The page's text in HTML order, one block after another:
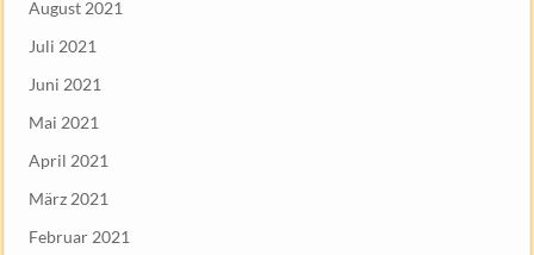
August 2021
Juli 2021
Juni 2021
Mai 2021
April 2021
März 2021
Februar 2021